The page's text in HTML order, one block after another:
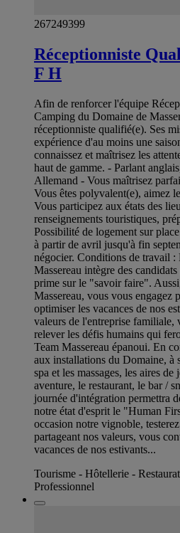
267249399
Réceptionniste
F H
Afin de renforcer l'équipe
Camping du Domaine de
réceptionniste qualifié(e). Ses
expérience d'au moins une
connaissez et maîtrisez les
haut de gamme. - Parlant
Allemand - Vous maîtrisez
Vous êtes polyvalent(e), aimez
Vous participez aux états des
renseignements touristiques,
Possibilité de logement sur
à partir de avril jusqu'à fin
négocier. Conditions de travail
Massereau intègre des
prime sur le "savoir faire".
Massereau, vous vous engagez
optimiser les vacances de nos
valeurs de l'entreprise familiale,
relever les défis humains qui
Team Massereau épanoui. En
aux installations du Domaine, à
spa et les massages, les aires
aventure, le restaurant, le bar /
journée d'intégration permettra
notre état d'esprit le "Human
occasion notre vignoble,
partageant nos valeurs, vous
vacances de nos estivants...
Tourisme - Hôtellerie -
Professionnel